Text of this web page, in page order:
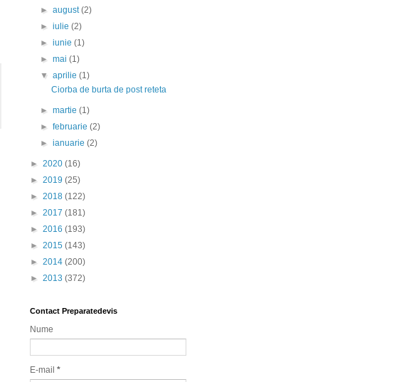
►august(2)
►iulie(2)
►iunie(1)
►mai(1)
▼aprilie(1)
Ciorba de burta de post reteta
►martie(1)
►februarie(2)
►ianuarie(2)
► 2020 (16)
► 2019 (25)
► 2018 (122)
► 2017 (181)
► 2016 (193)
► 2015 (143)
► 2014 (200)
► 2013 (372)
Contact Preparatedevis
Nume
E-mail *